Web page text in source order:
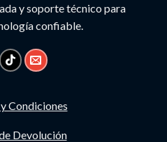
y soporte técnico para
confiable.
Condiciones
Devolución